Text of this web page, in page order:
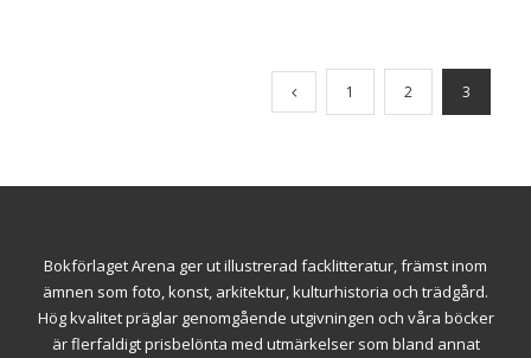
1 2 3
Bokförlaget Arena ger ut illustrerad facklitteratur, främst inom
ämnen som foto, konst, arkitektur, kulturhistoria och trädgård.
Hög kvalitet präglar genomgående utgivningen och våra böcker
är flerfaldigt prisbelönta med utmärkelser som bland annat